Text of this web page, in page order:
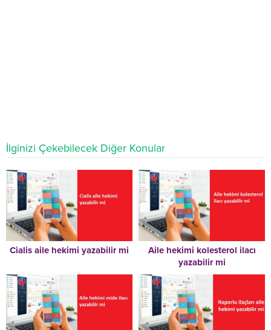
İlginizi Çekebilecek Diğer Konular
Cialis aile hekimi yazabilir mi
Aile hekimi kolesterol ilacı
yazabilir mi